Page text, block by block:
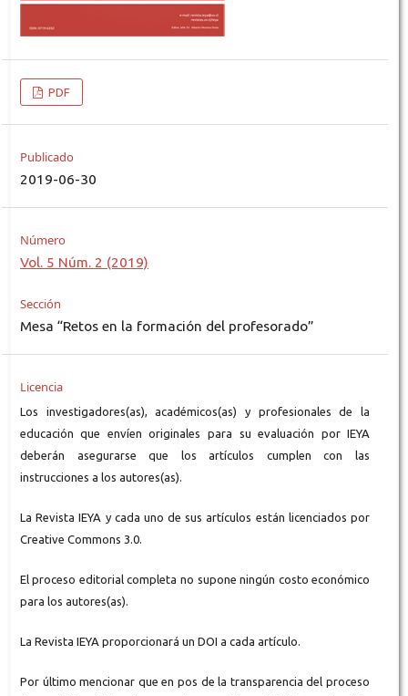
PDF
Publicado
2019-06-30
Número
Vol. 5 Núm. 2 (2019)
Sección
Mesa “Retos en la formación del profesorado”
Licencia
Los investigadores(as), académicos(as) y profesionales de la
educación que envíen originales para su evaluación por IEYA
deberán asegurarse que los artículos cumplen con las
instrucciones a los autores(as).
La Revista IEYA y cada uno de sus artículos están licenciados por
Creative Commons 3.0.
El proceso editorial completa no supone ningún costo económico
para los autores(as).
La Revista IEYA proporcionará un DOI a cada artículo.
Por último mencionar que en pos de la transparencia del proceso